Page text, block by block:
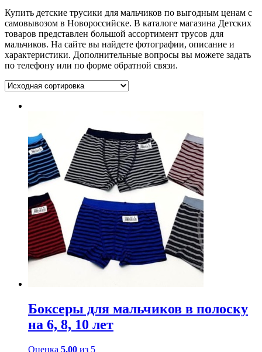
Купить детские трусики для мальчиков по выгодным ценам с
самовывозом в Новороссийске. В каталоге магазина Детских
товаров представлен большой ассортимент трусов для
мальчиков. На сайте вы найдете фотографии, описание и
характеристики. Дополнительные вопросы вы можете задать
по телефону или по форме обратной связи.
Боксеры для мальчиков в полоску
на 6, 8, 10 лет
Оценка 5.00 из 5